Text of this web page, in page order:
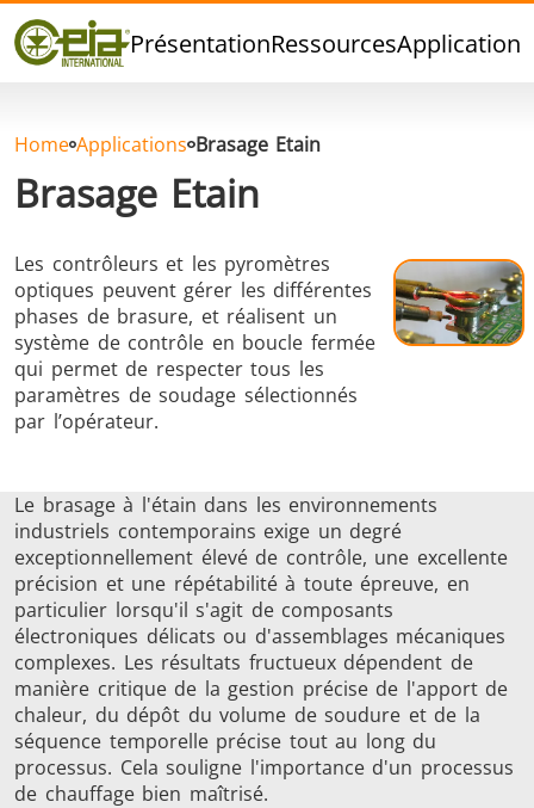
PrésentationRessourcesApplications
Qualité
Événements
Brasage Argent Brasage Etain Brasage
Brasage
Aluminium
Thermoscellage
Frettage
Home Applications Brasage Etain
Brasage Etain
Les contrôleurs et les pyromètres
optiques peuvent gérer les différentes
phases de brasure, et réalisent un
système de contrôle en boucle fermée
qui permet de respecter tous les
paramètres de soudage sélectionnés
par l’opérateur.
Le brasage à l'étain dans les environnements
industriels contemporains exige un degré
exceptionnellement élevé de contrôle, une excellente
précision et une répétabilité à toute épreuve, en
particulier lorsqu'il s'agit de composants
électroniques délicats ou d'assemblages mécaniques
complexes. Les résultats fructueux dépendent de
manière critique de la gestion précise de l'apport de
chaleur, du dépôt du volume de soudure et de la
séquence temporelle précise tout au long du
processus. Cela souligne l'importance d'un processus
de chauffage bien maîtrisé.